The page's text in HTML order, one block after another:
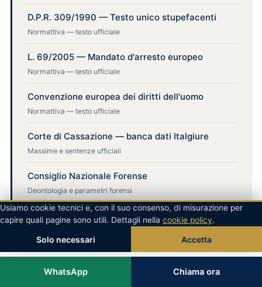
D.P.R. 309/1990 — Testo unico stupefacenti
Normattiva — testo ufficiale
L. 69/2005 — Mandato d'arresto europeo
Normattiva — testo ufficiale
Convenzione europea dei diritti dell'uomo
Normattiva — testo ufficiale
Corte di Cassazione — banca dati Italgiure
Massime e sentenze ufficiali
Consiglio Nazionale Forense
Deontologia e parametri forensi
Scrivi su WhatsApp — risposta anche di notte
WhatsApp Chiama ora
Usiamo cookie tecnici e, con il suo consenso, di misurazione per
capire quali pagine sono utili. Dettagli nella cookie policy.
Solo necessari Accetta